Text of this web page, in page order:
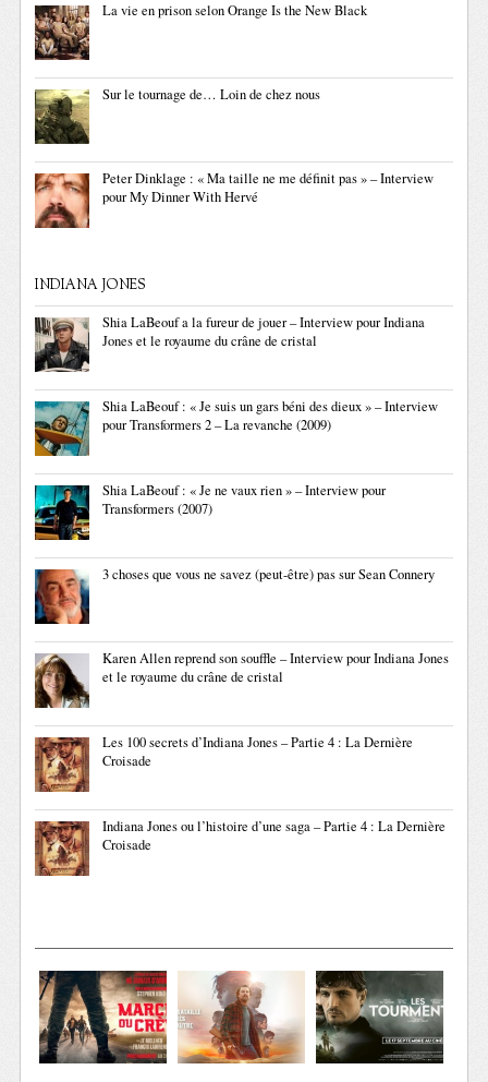
La vie en prison selon Orange Is the New Black
Sur le tournage de… Loin de chez nous
Peter Dinklage : « Ma taille ne me définit pas » – Interview
pour My Dinner With Hervé
INDIANA JONES
Shia LaBeouf a la fureur de jouer – Interview pour Indiana
Jones et le royaume du crâne de cristal
Shia LaBeouf : « Je suis un gars béni des dieux » – Interview
pour Transformers 2 – La revanche (2009)
Shia LaBeouf : « Je ne vaux rien » – Interview pour
Transformers (2007)
3 choses que vous ne savez (peut-être) pas sur Sean Connery
Karen Allen reprend son souffle – Interview pour Indiana Jones
et le royaume du crâne de cristal
Les 100 secrets d’Indiana Jones – Partie 4 : La Dernière
Croisade
Indiana Jones ou l’histoire d’une saga – Partie 4 : La Dernière
Croisade